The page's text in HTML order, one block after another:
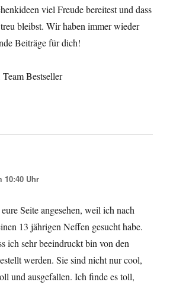
viel Freude bereitest und dass
bleibst. Wir haben immer wieder
Beiträge für dich!
Bestseller
10:40 Uhr
Seite angesehen, weil ich nach
13 jährigen Neffen gesucht habe.
ich sehr beeindruckt bin von den
werden. Sie sind nicht nur cool,
und ausgefallen. Ich finde es toll,